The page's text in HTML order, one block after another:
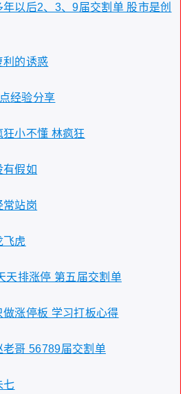
年以后2、3、9届交割单 股市是创
利的诱惑
经验分享
狂小不懂 林疯狂
有假如
常站岗
飞虎
天排涨停 第五届交割单
做涨停板 学习打板心得
老哥 56789届交割单
七